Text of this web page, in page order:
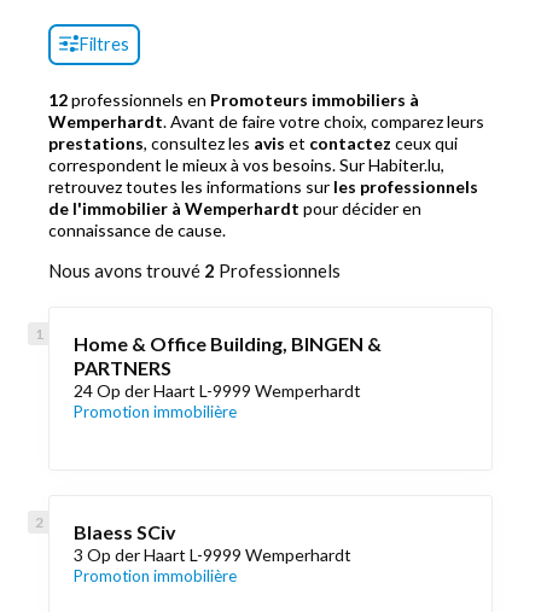
Filtres
12professionnels en Promoteurs immobiliers à
Wemperhardt. Avant de faire votre choix, comparez leurs
prestations, consultez les avis et contactez ceux qui
correspondent le mieux à vos besoins. Sur Habiter.lu,
retrouvez toutes les informations sur les professionnels
de l'immobilier à Wemperhardt pour décider en
connaissance de cause.
Nous avons trouvé 2 Professionnels
Home & Office Building, BINGEN &
PARTNERS
24 Op der Haart L-9999 Wemperhardt
Promotion immobilière
Blaess SCiv
3 Op der Haart L-9999 Wemperhardt
Promotion immobilière